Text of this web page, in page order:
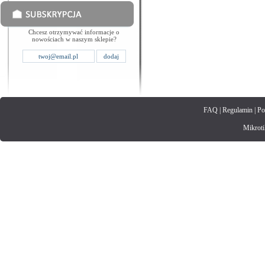
Chcesz otrzymywać informacje o
nowościach w naszym sklepie?
FAQ| Regulamin|